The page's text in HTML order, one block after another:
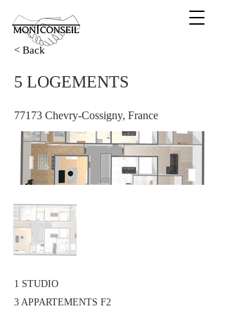
< Back
5 LOGEMENTS
77173 Chevry-Cossigny, France
1 STUDIO
3 APPARTEMENTS F2